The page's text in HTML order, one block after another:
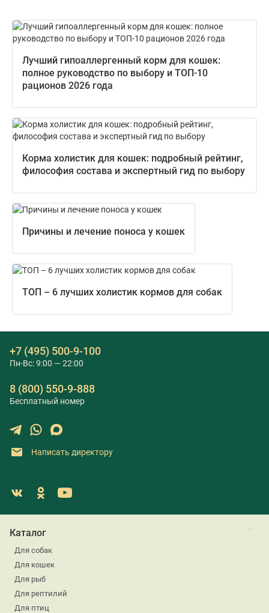
Лучший гипоаллергенный корм для кошек:
полное руководство по выбору и ТОП-10
рационов 2026 года
Корма холистик для кошек: подробный рейтинг,
философия состава и экспертный гид по выбору
Причины и лечение поноса у кошек
ТОП – 6 лучших холистик кормов для собак
+7 (495) 500-9-100
Пн-Вс: 9:00 — 22:00
8 (800) 550-9-888
Бесплатный номер
Написать директору
Каталог
Для собак
Для кошек
Для рыб
Для рептилий
Для птиц